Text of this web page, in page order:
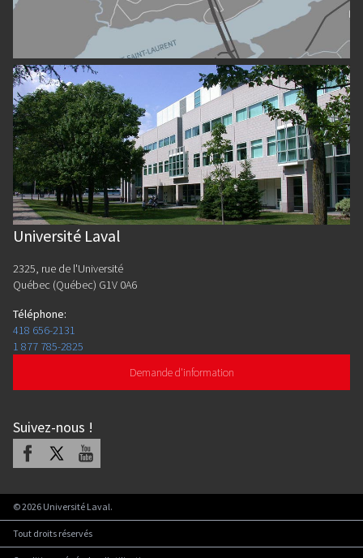
Université Laval
2325, rue de l'Université
Québec (Québec) G1V 0A6
Téléphone:
418 656-2131
1 877 785-2825
Demande d'information
Suivez-nous !
Facebook Youtube
©2026 Université Laval.
Tout droits réservés